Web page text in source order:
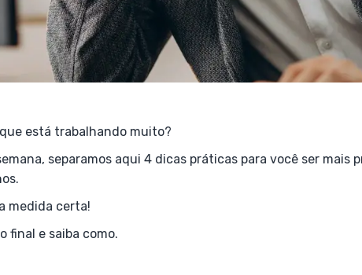
está trabalhando muito?
separamos aqui 4 dicas práticas para você ser mais
medida certa!
final e saiba como.